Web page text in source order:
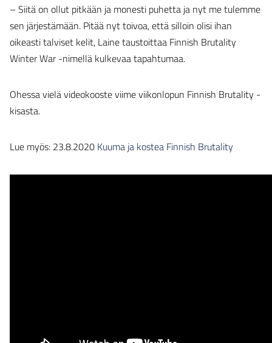
– Siitä on ollut pitkään ja monesti puhetta ja nyt me tulemme
sen järjestämään. Pitää nyt toivoa, että silloin olisi ihan
oikeasti talviset kelit, Laine taustoittaa Finnish Brutality
Winter War -nimellä kulkevaa tapahtumaa.
Ohessa vielä videokooste viime viikonlopun Finnish Brutality -
kisasta.
Lue myös: 23.8.2020 Kuuma ja kostea Finnish Brutality